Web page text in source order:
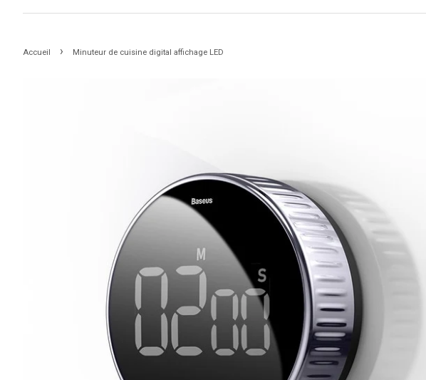
Accueil › Minuteur de cuisine digital affichage LED